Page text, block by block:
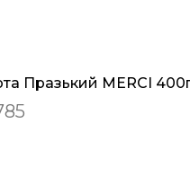
Празький MERCI